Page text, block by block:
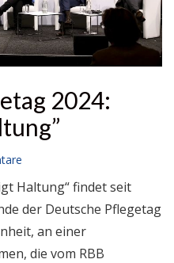
2024:
Haltung“ findet seit
der Deutsche Pflegetag
an einer
die vom RBB